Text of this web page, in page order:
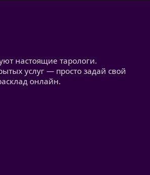
настоящие тарологи.
услуг — просто задай свой
онлайн.